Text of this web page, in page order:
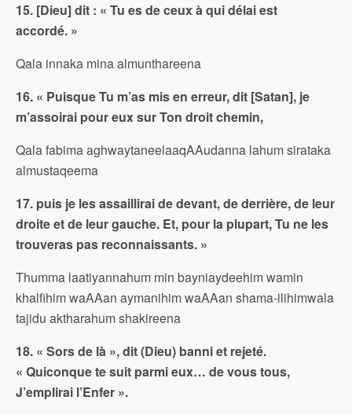
15. [Dieu] dit : « Tu es de ceux à qui délai est
accordé. »
Qala innaka mina almunthareena
16. « Puisque Tu m’as mis en erreur, dit [Satan], je
m’assoirai pour eux sur Ton droit chemin,
Qala fabima aghwaytaneelaaqAAudanna lahum sirataka
almustaqeema
17. puis je les assaillirai de devant, de derrière, de leur
droite et de leur gauche. Et, pour la plupart, Tu ne les
trouveras pas reconnaissants. »
Thumma laatiyannahum min bayniaydeehim wamin
khalfihim waAAan aymanihim waAAan shama-ilihimwala
tajidu aktharahum shakireena
18. « Sors de là », dit (Dieu) banni et rejeté.
« Quiconque te suit parmi eux… de vous tous,
J’emplirai l’Enfer ».